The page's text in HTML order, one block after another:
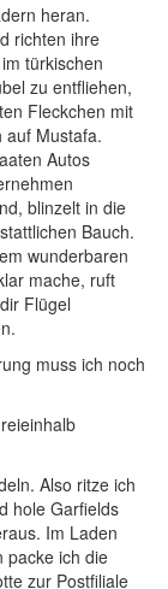
heran.
richten ihre
türkischen
zu entfliehen,
Fleckchen mit
auf Mustafa.
Autos
blinzelt in die
Bauch.
wunderbaren
mache, ruft
Flügel
muss ich noch
Also ritze ich
hole Garfields
Im Laden
packe ich die
zur Postfiliale